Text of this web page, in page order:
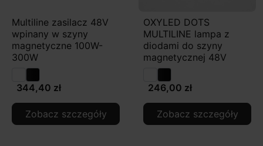
Multiline zasilacz 48V
wpinany w szyny
magnetyczne 100W-
300W
344,40 zł
Zobacz szczegóły
OXYLED DOTS
MULTILINE lampa z
diodami do szyny
magnetycznej 48V
246,00 zł
Zobacz szczegóły